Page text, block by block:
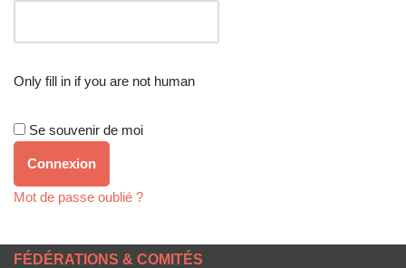
Only fill in if you are not human
Se souvenir de moi
Mot de passe oublié ?
FÉDÉRATIONS & COMITÉS